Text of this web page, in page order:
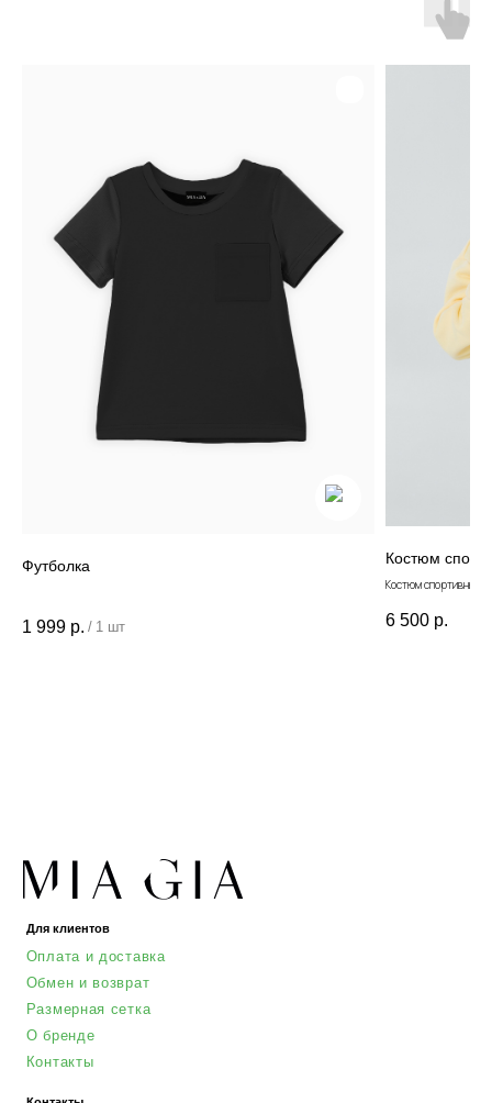
Футболка
1 999 р. / 1 шт
Костюм
Костюм спортивный
6 500 р.
© 2022 - 2026 MiaGia – бренд одежды для детей
Данные и конфиденциальность Карта сайта
info@miagia.ru
Предложения и сотрудничество